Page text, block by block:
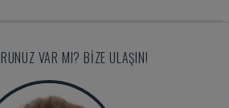
VAR MI? BIZE ULAŞIN!